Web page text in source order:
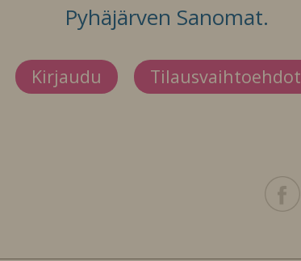
Pyhäjärven Sanomat.
Kirjaudu Tilausvaihtoehdot